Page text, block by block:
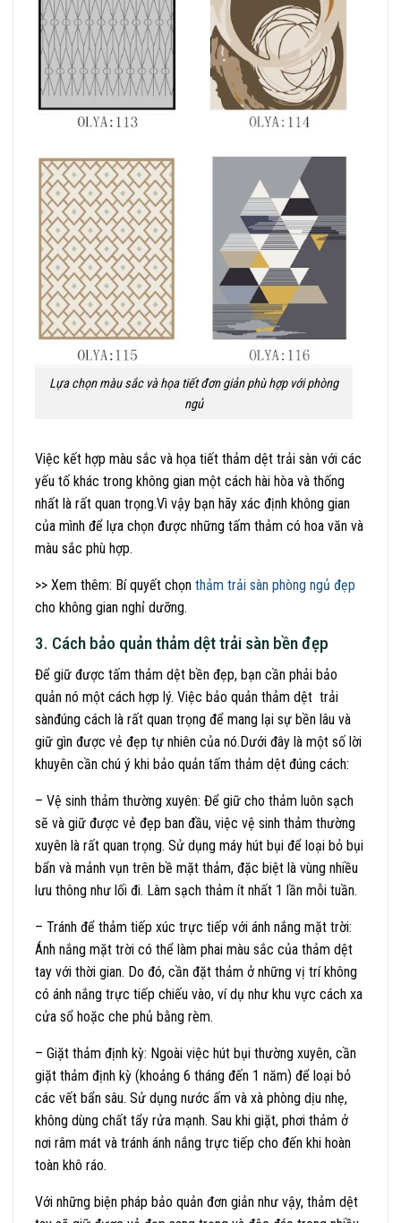
Lựa chọn màu sắc và họa tiết đơn giản phù hợp vớiphòng
ngủ
Việc kết hợp màu sắc và họa tiết thảm dệt trải sàn với các
yếu tố khác trong không gian một cách hài hòa và thống
nhất là rất quan trọng.Vì vậy bạn hãy xác định không gian
của mình để lựa chọn được những tấm thảm có hoa văn và
màu sắc phù hợp.
>> Xem thêm: Bí quyết chọn thảm trải sàn phòng ngủ đẹp
cho không gian nghỉ dưỡng.
3. Cách bảo quản thảm dệt trải sàn bền đẹp
Để giữ được tấm thảm dệt bền đẹp, bạn cần phải bảo
quản nó một cách hợp lý. Việc bảo quản thảm dệt trải
sànđúng cách là rất quan trọng để mang lại sự bền lâu và
giữ gìn được vẻ đẹp tự nhiên của nó.Dưới đây là một số lời
khuyên cần chú ý khi bảo quản tấm thảm dệt đúng cách:
– Vệ sinh thảm thường xuyên: Để giữ cho thảm luôn sạch
sẽ và giữ được vẻ đẹp ban đầu, việc vệ sinh thảm thường
xuyên là rất quan trọng. Sử dụng máy hút bụi để loại bỏ bụi
bẩn và mảnh vụn trên bề mặt thảm, đặc biệt là vùng nhiều
lưu thông như lối đi. Làm sạch thảm ít nhất 1 lần mỗi tuần.
– Tránh để thảm tiếp xúc trực tiếp với ánh nắng mặt trời:
Ánh nắng mặt trời có thể làm phai màu sắc của thảm dệt
tay với thời gian. Do đó, cần đặt thảm ở những vị trí không
có ánh nắng trực tiếp chiếu vào, ví dụ như khu vực cách xa
cửa sổ hoặc che phủ bằng rèm.
– Giặt thảm định kỳ: Ngoài việc hút bụi thường xuyên, cần
giặt thảm định kỳ (khoảng 6 tháng đến 1 năm) để loại bỏ
các vết bẩn sâu. Sử dụng nước ấm và xà phòng dịu nhẹ,
không dùng chất tẩy rửa mạnh. Sau khi giặt, phơi thảm ở
nơi râm mát và tránh ánh nắng trực tiếp cho đến khi hoàn
toàn khô ráo.
Với những biện pháp bảo quản đơn giản như vậy, thảm dệt